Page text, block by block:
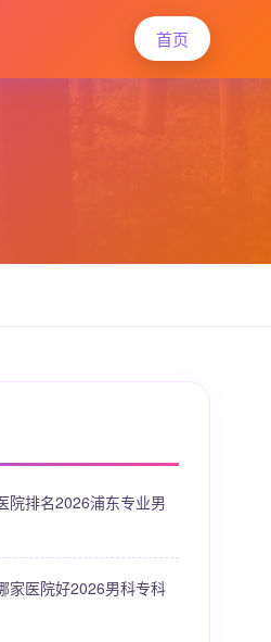
首页
院排名2026浦东专业男
家医院好2026男科专科